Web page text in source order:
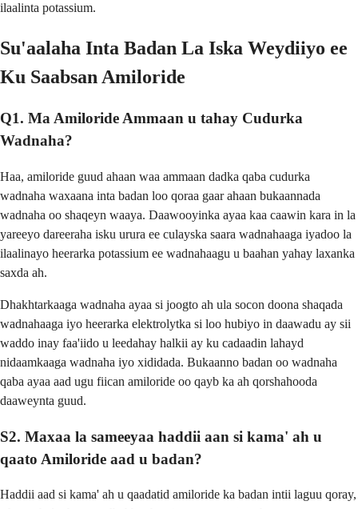
ilaalinta potassium.
Su'aalaha Inta Badan La Iska Weydiiyo ee
Ku Saabsan Amiloride
Q1. Ma Amiloride Ammaan u tahay Cudurka
Wadnaha?
Haa, amiloride guud ahaan waa ammaan dadka qaba cudurka
wadnaha waxaana inta badan loo qoraa gaar ahaan bukaannada
wadnaha oo shaqeyn waaya. Daawooyinka ayaa kaa caawin kara in la
yareeyo dareeraha isku urura ee culayska saara wadnahaaga iyadoo la
ilaalinayo heerarka potassium ee wadnahaagu u baahan yahay laxanka
saxda ah.
Dhakhtarkaaga wadnaha ayaa si joogto ah ula socon doona shaqada
wadnahaaga iyo heerarka elektrolytka si loo hubiyo in daawadu ay sii
waddo inay faa'iido u leedahay halkii ay ku cadaadin lahayd
nidaamkaaga wadnaha iyo xididada. Bukaanno badan oo wadnaha
qaba ayaa aad ugu fiican amiloride oo qayb ka ah qorshahooda
daaweynta guud.
S2. Maxaa la sameeyaa haddii aan si kama' ah u
qaato Amiloride aad u badan?
Haddii aad si kama' ah u qaadatid amiloride ka badan intii laguu qoray,